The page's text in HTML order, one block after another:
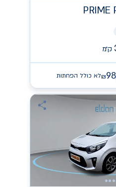
ק״מ
₪לא כולל הפחתות